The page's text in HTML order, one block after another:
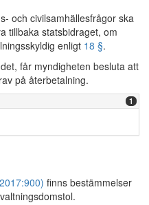
och civilsamhällesfrågor ska
tillbaka statsbidraget, om
enligt 18 §.
får myndigheten besluta att
på återbetalning.
1
finns bestämmelser